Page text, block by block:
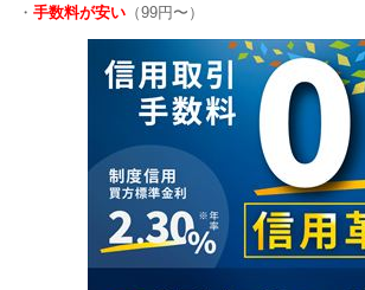
・ 手数料が安い （99円〜）